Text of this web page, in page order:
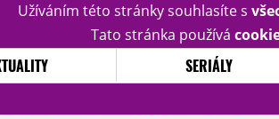
Užíváním této stránky souhlasíte s
Tato stránka používá
SERIÁLY